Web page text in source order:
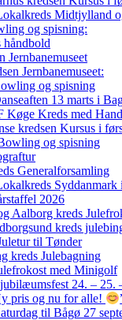
Midtjylland
og spisning:
håndbold
Jernbanemuseet
Jernbanemuseet:
og spisning
13 marts i
Kreds med
kredsen Kursus i
og spisning
Generalforsamling
Syddanmark
2026
Aalborg kreds
kreds
til Tønder
kreds Julebagning
med Minigolf
24. – 25.
pris og nu for alle!
til Bågø 27